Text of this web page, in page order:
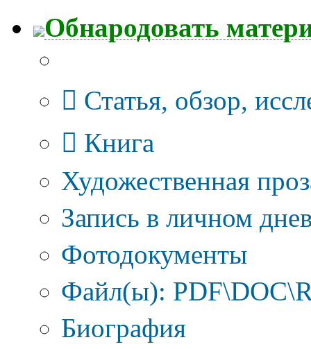
Обнародовать
Статья, обзор,
Книга
Художественная
Запись в личном
Фотодокументы
Файл(ы):
Биография